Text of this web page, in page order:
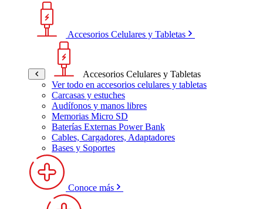
Accesorios Celulares y Tabletas
Accesorios Celulares y Tabletas
Ver todo en accesorios celulares y tabletas
Carcasas y estuches
Audífonos y manos libres
Memorias Micro SD
Baterías Externas Power Bank
Cables, Cargadores, Adaptadores
Bases y Soportes
Conoce más